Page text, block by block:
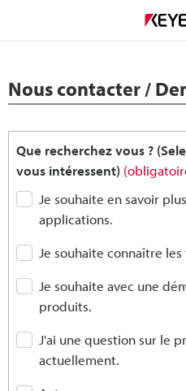
Nous contacter /
Que recherchez vous ?
vous intéressent)
Je souhaite en savoir
applications.
Je souhaite connaître les
Je souhaite avec une
produits.
J'ai une question sur le
actuellement.